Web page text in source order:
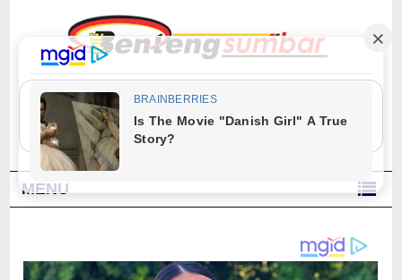
"Sesungguhnya Allah dan para malaikat-Nya berselawat untuk Nabi.
Wahai orang-orang yang beriman, berselawatlah kamu untuk Nabi dan
ucapkanlah salam dengan penuh penghormatan kepadanya." (Qs. Al
Ahzab Ayat 56)
MENU